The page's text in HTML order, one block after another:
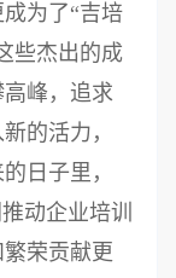
为了“吉培
些杰出的成
峰，追求
的活力，
日子里，
动企业培训
荣贡献更